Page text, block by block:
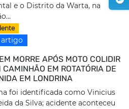
e o Distrito da Warta, na
artigo
MORRE APÓS MOTO COLIDIR
CAMINHÃO EM ROTATÓRIA DE
EM LONDRINA
foi identificada como Vinicius
da Silva; acidente aconteceu